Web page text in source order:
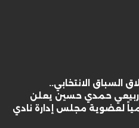
السباق الانتخابي..
ربيعي حمدي حسين يعلن
لعضوية مجلس إدارة نادي